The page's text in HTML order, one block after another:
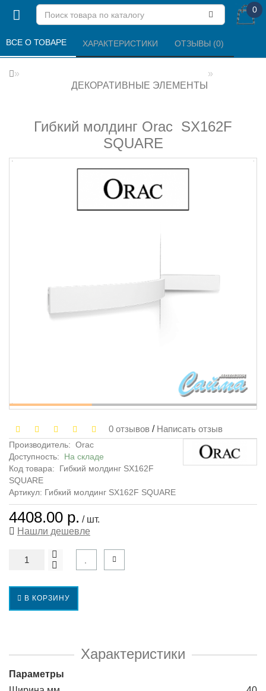
0
ДЕКОРАТИВНЫЕ ЭЛЕМЕНТЫ
Гибкий молдинг Orac SX162F
SQUARE
ВСЕ О ТОВАРЕ ХАРАКТЕРИСТИКИ ОТЗЫВЫ (0)
0 отзывов / Написать отзыв
Производитель: Orac
Доступность: На складе
Код товара:
Гибкий молдинг SX162F
SQUARE
Артикул: Гибкий молдинг SX162F SQUARE
4408.00 р. / шт.
Нашли дешевле
В КОРЗИНУ
Характеристики
Параметры